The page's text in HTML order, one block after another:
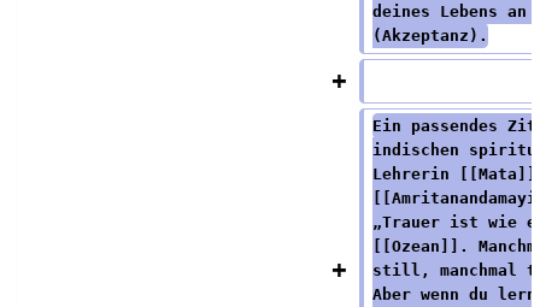
deines Lebens an
(Akzeptanz).
Ein passendes
indischen
Lehrerin
„Trauer ist wie
[[Ozean]].
still, manchmal
Aber wenn du